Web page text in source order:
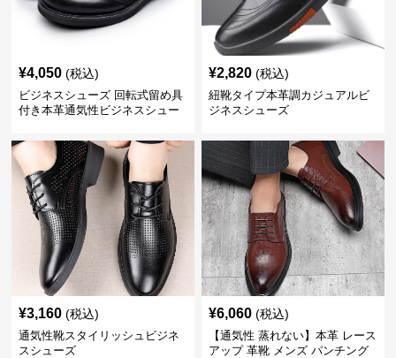
¥4,050 (税込)
ビジネスシューズ 回転式留め具
付き本革通気性ビジネスシュー
¥2,820 (税込)
紐靴タイプ本革調カジュアルビ
ジネスシューズ
¥3,160 (税込)
通気性靴スタイリッシュビジネ
スシューズ
¥6,060 (税込)
【通気性 蒸れない】本革 レース
アップ 革靴 メンズ パンチング